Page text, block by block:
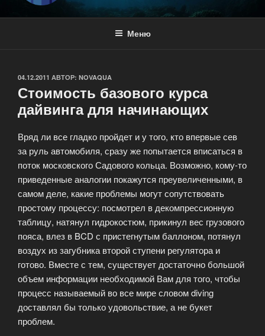
Меню
ОПУБЛИКОВАНО
04.12.2011 АВТОР: NOVAQUA
Стоимость базового курса
дайвинга для начинающих
Вряд ли все гладко пройдет и у того, кто впервые сев
за руль автомобиля, сразу же попытается вписаться в
поток московского Садового кольца. Возможно, кому-то
приведенные аналогии покажутся преувеличенными, в
самом деле, какие проблемы могут сопутствовать
простому процессу: посмотрел в декомпрессионную
таблицу, натянул гидрокостюм, прикинул вес грузового
пояса, влез в BCD с пристегнутым баллоном, потянул
воздух из загубника второй ступени регулятора и
готово. Вместе с тем, существует достаточно большой
объем информации необходимой Вам для того, чтобы
процесс называемый во все мире словом diving
доставлял бы только удовольствие, а не букет
проблем.